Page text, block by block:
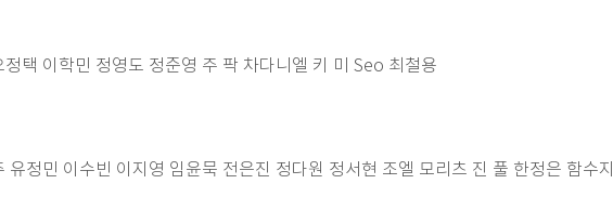
택 이학민 정영도 정준영 주 팍 차다니엘 키 미 Seo 최철용
정민 이수빈 이지영 임윤묵 전은진 정다원 정서현 조엘 모리츠 진 풀 한정은 함수지